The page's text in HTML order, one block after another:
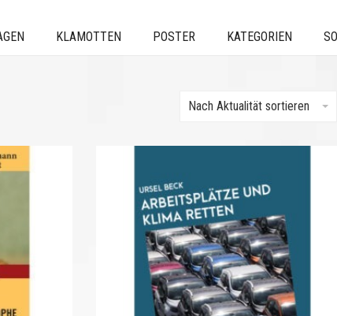
KLAMOTTEN POSTER KATEGORIEN
Nach Aktualität sortieren